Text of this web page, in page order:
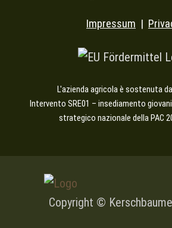
Impressum |
L'azienda agricola è sostenuta
Intervento SRE01 – insediamento
strategico nazionale della PAC
Copyright ©